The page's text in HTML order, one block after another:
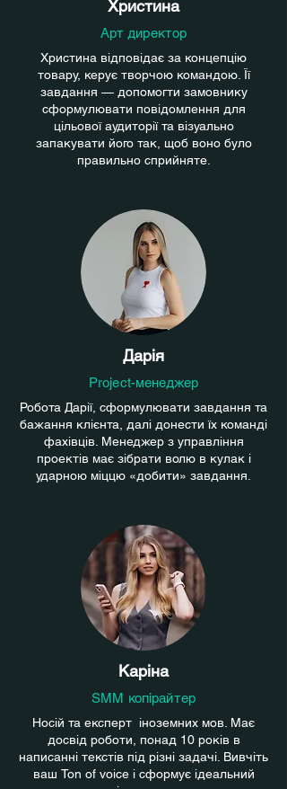
Христина
Арт директор
Христина відповідає за концепцію
товару, керує творчою командою. Її
завдання — допомогти замовнику
сформулювати повідомлення для
цільової аудиторії та візуально
запакувати його так, щоб воно було
правильно сприйняте.
Дарія
Project-менеджер
Робота Дарії, сформулювати завдання та
бажання клієнта, далі донести їх команді
фахівців. Менеджер з управління
проектів має зібрати волю в кулак і
ударною міццю «добити» завдання.
Каріна
SMM копірайтер
Носій та експерт іноземних мов. Має
досвід роботи, понад 10 років в
написанні текстів під різні задачі. Вивчіть
ваш Ton of voice і сформує ідеальний